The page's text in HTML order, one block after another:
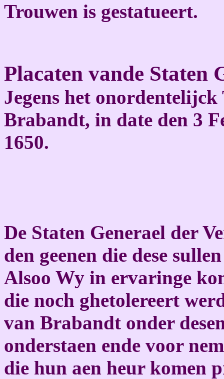
Trouwen is gestatueert.
Placaten vande Staten
Jegens het
Brabandt, in date den 3
1650.
De Staten Generael der
den geenen die dese
Alsoo Wy in ervaringe
die noch ghetolereert
van Brabandt onder
onderstaen ende voor
die hun aen heur komen